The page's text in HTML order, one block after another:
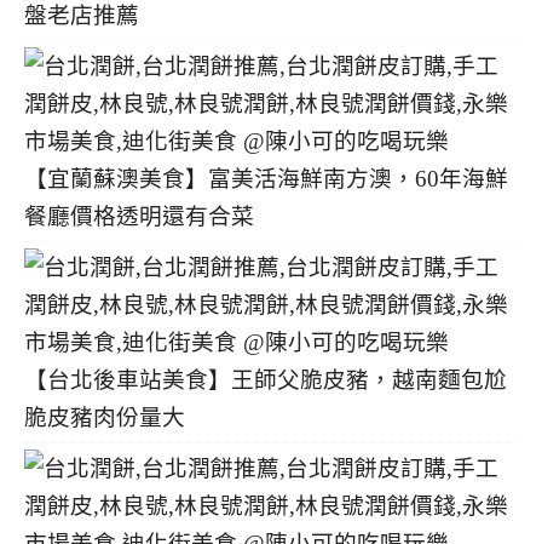
盤老店推薦
【宜蘭蘇澳美食】富美活海鮮南方澳，60年海鮮
餐廳價格透明還有合菜
【台北後車站美食】王師父脆皮豬，越南麵包尬
脆皮豬肉份量大